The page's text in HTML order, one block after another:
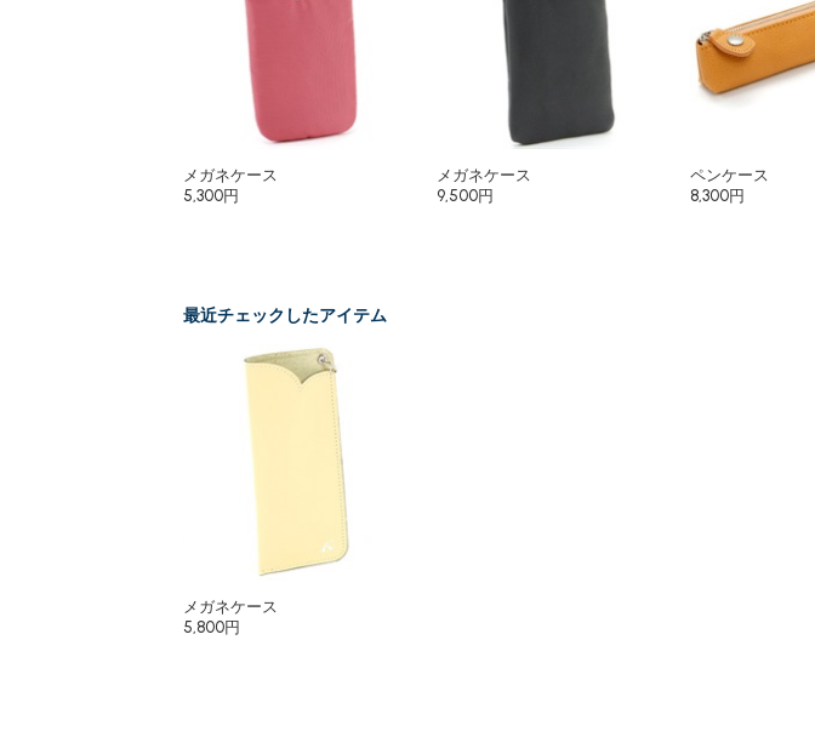
メガネケース
5,300円
メガネケース
9,500円
ペンケース
8,300円
最近チェックしたアイテム
メガネケース
5,800円